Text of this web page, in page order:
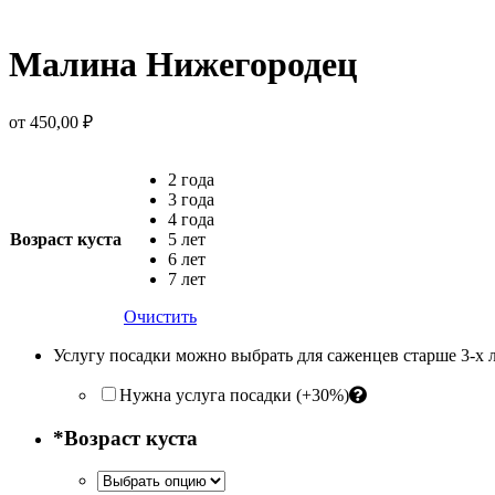
Малина Нижегородец
от 450,00 ₽
Возраст куста
2 года
3 года
4 года
5 лет
6 лет
7 лет
Очистить
Услугу посадки можно выбрать для саженцев старше 3-х
Нужна услуга посадки (+30%)
*Возраст куста